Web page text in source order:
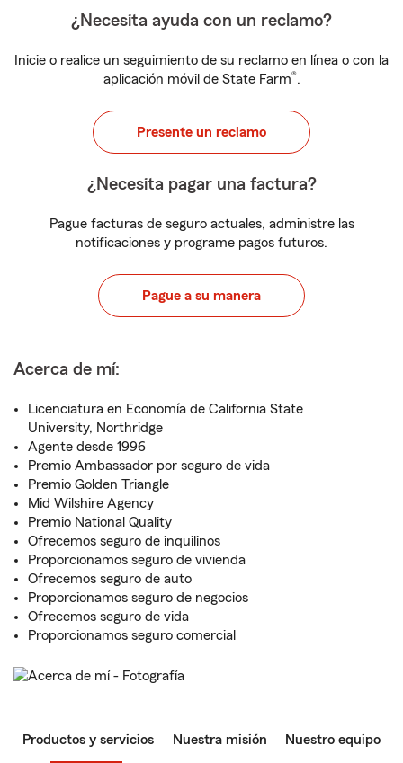
¿Necesita ayuda con un reclamo?
Inicie o realice un seguimiento de su reclamo en línea o con la
aplicación móvil de State Farm®.
Presente un reclamo
¿Necesita pagar una factura?
Pague facturas de seguro actuales, administre las
notificaciones y programe pagos futuros.
Pague a su manera
Acerca de mí:
Licenciatura en Economía de California State
University, Northridge
Agente desde 1996
Premio Ambassador por seguro de vida
Premio Golden Triangle
Mid Wilshire Agency
Premio National Quality
Ofrecemos seguro de inquilinos
Proporcionamos seguro de vivienda
Ofrecemos seguro de auto
Proporcionamos seguro de negocios
Ofrecemos seguro de vida
Proporcionamos seguro comercial
Productos y servicios Nuestra misión Nuestro equipo